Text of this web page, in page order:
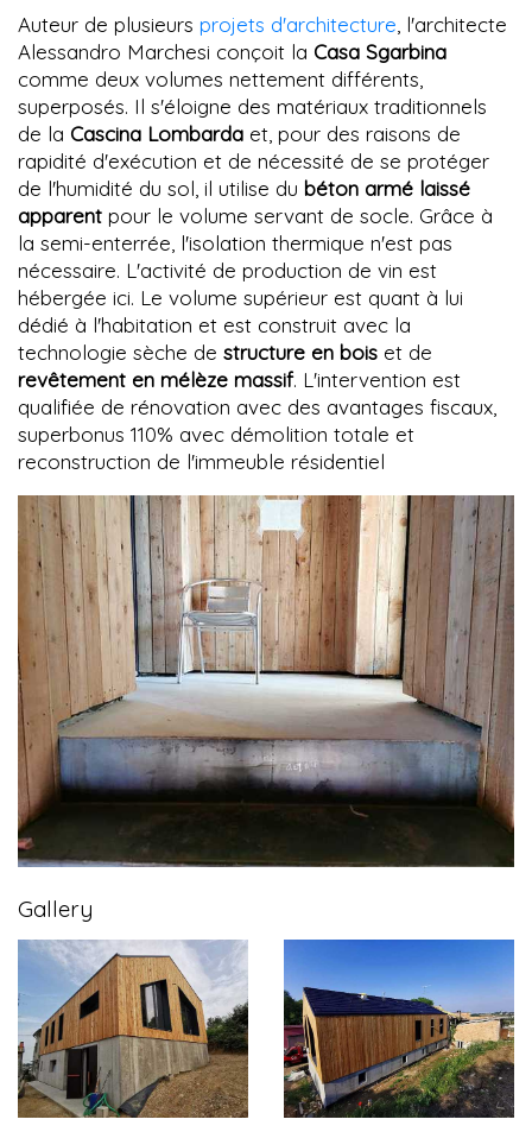
Auteur de plusieurs projets d'architecture , l'architecte
Alessandro Marchesi conçoit la Casa Sgarbina
comme deux volumes nettement différents,
superposés. Il s'éloigne des matériaux traditionnels
de la Cascina Lombarda et, pour des raisons de
rapidité d'exécution et de nécessité de se protéger
de l'humidité du sol, il utilise du béton armé laissé
apparent pour le volume servant de socle. Grâce à
la semi-enterrée, l'isolation thermique n'est pas
nécessaire. L'activité de production de vin est
hébergée ici. Le volume supérieur est quant à lui
dédié à l'habitation et est construit avec la
technologie sèche de structure en bois et de
revêtement en mélèze massif. L'intervention est
qualifiée de rénovation avec des avantages fiscaux,
superbonus 110% avec démolition totale et
reconstruction de l'immeuble résidentiel
Gallery